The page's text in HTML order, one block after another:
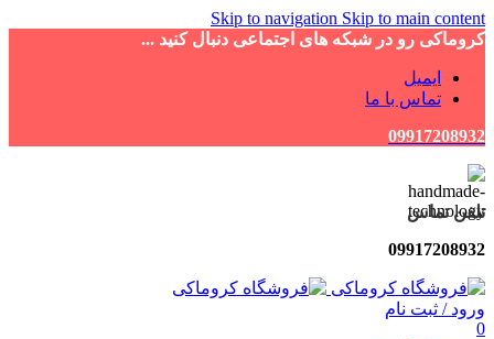
Skip to navigation Skip to main content
کروماکی رو در شبکه های اجتماعی دنبال کنید ...
ایمیل
تماس با ما
09917208932
تلفن تماس
09917208932
ورود / ثبت نام
0